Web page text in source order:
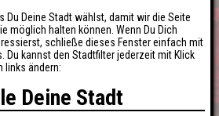
Du Deine Stadt wählst, damit wir die Seite
möglich halten können. Wenn Du Dich
schließe dieses Fenster einfach mit
Du kannst den Stadtfilter jederzeit mit Klick
links ändern:
Deine Stadt